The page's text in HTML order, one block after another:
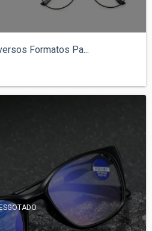
Formatos Pa...